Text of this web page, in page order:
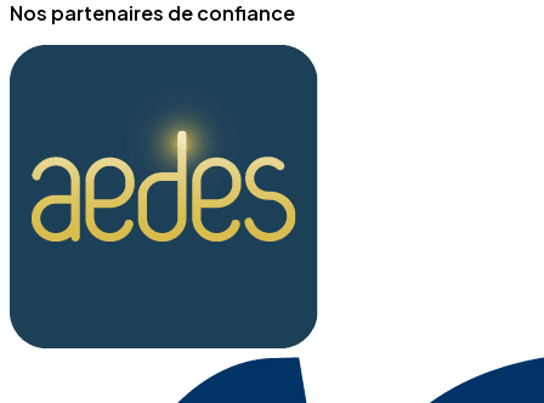
Nos partenaires de confiance